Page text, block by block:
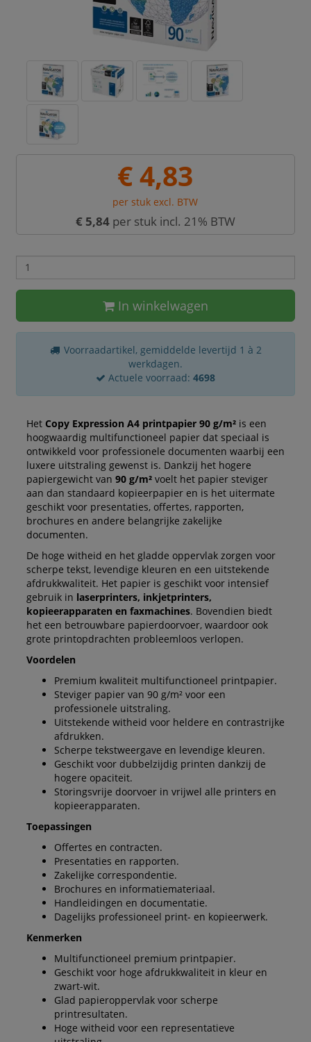
€ 4,83
per stuk excl. BTW
€ 5,84per stuk incl. 21% BTW
In winkelwagen
Voorraadartikel, gemiddelde levertijd 1 à 2
werkdagen.
Actuele voorraad: 4698
Het Copy Expression A4 printpapier 90 g/m²is een
hoogwaardig multifunctioneel papier dat speciaal is
ontwikkeld voor professionele documenten waarbij een
luxere uitstraling gewenst is. Dankzij het hogere
papiergewicht van 90 g/m²voelt het papier steviger
aan dan standaard kopieerpapier en is het uitermate
geschikt voor presentaties, offertes, rapporten,
brochures en andere belangrijke zakelijke
documenten.
De hoge witheid en het gladde oppervlak zorgen voor
scherpe tekst, levendige kleuren en een uitstekende
afdrukkwaliteit. Het papier is geschikt voor intensief
gebruik in laserprinters, inkjetprinters,
kopieerapparaten en faxmachines. Bovendien biedt
het een betrouwbare papierdoorvoer, waardoor ook
grote printopdrachten probleemloos verlopen.
Voordelen
Premium kwaliteit multifunctioneel printpapier.
Steviger papier van 90 g/m² voor een
professionele uitstraling.
Uitstekende witheid voor heldere en contrastrijke
afdrukken.
Scherpe tekstweergave en levendige kleuren.
Geschikt voor dubbelzijdig printen dankzij de
hogere opaciteit.
Storingsvrije doorvoer in vrijwel alle printers en
kopieerapparaten.
Toepassingen
Offertes en contracten.
Presentaties en rapporten.
Zakelijke correspondentie.
Brochures en informatiemateriaal.
Handleidingen en documentatie.
Dagelijks professioneel print- en kopieerwerk.
Kenmerken
Multifunctioneel premium printpapier.
Geschikt voor hoge afdrukkwaliteit in kleur en
zwart-wit.
Glad papieroppervlak voor scherpe
printresultaten.
Hoge witheid voor een representatieve